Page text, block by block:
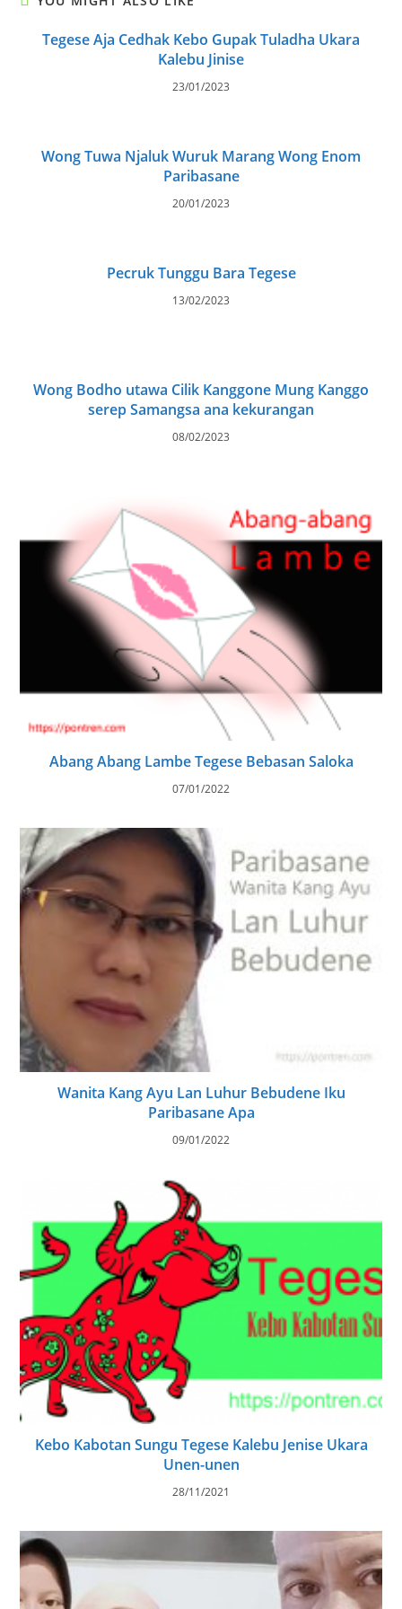
Tegese Aja Cedhak Kebo Gupak Tuladha Ukara
Kalebu Jinise
23/01/2023
Wong Tuwa Njaluk Wuruk Marang Wong Enom
Paribasane
20/01/2023
Pecruk Tunggu Bara Tegese
13/02/2023
Wong Bodho utawa Cilik Kanggone Mung Kanggo
serep Samangsa ana kekurangan
08/02/2023
Abang Abang Lambe Tegese Bebasan Saloka
07/01/2022
Wanita Kang Ayu Lan Luhur Bebudene Iku
Paribasane Apa
09/01/2022
Kebo Kabotan Sungu Tegese Kalebu Jenise Ukara
Unen-unen
28/11/2021